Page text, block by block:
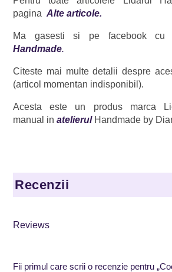
pagina Alte articole.
Ma gasesti si pe facebook
Handmade.
Citeste mai multe detalii despre
(articol momentan indisponibil).
Acesta este un produs marca
manual inatelierul Handmade by
Recenzii
Reviews
Fii primul care scrii o recenzie pentru